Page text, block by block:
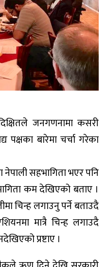
दिक्षितले जनगणनामा कसरी
पक्षका बारेमा चर्चा गरेका
सहभागिता भएर पनि
कम देखिएको बताए ।
चिन्ह लगाउनु पर्ने बताउदै
मात्रै चिन्ह लगाउदै
प्रष्टाए ।